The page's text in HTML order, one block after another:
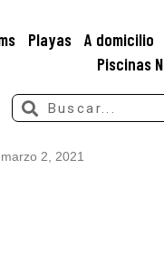
Playas A domicilio
Piscinas
marzo 2, 2021